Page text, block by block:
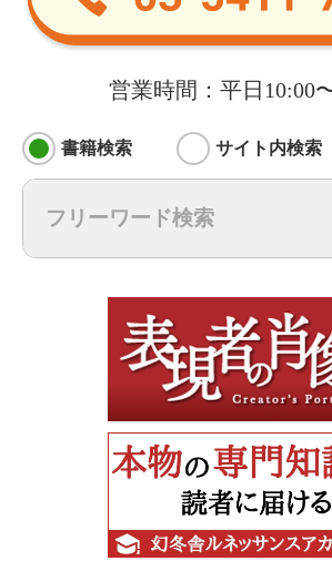
営業時間：平日10:00
書籍検索 サイト内検索